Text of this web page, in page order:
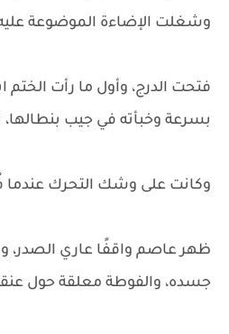
وشغلت الإضاءة الموضوعة
فتحت الدرج، وأول ما رأت
بسرعة وخبأته في جيب بنطالها،
وكانت على وشك التحرك عندما
ظهر عاصم واقفًا عاري الصدر،
جسده، والفوطة معلقة حول